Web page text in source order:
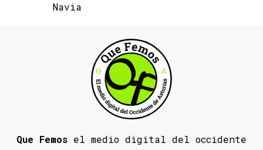
Navia
Que Femos el medio digital del occidente